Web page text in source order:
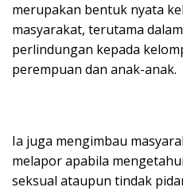
merupakan bentuk nyata
masyarakat, terutama
perlindungan kepada
perempuan dan anak-anak.
Ia juga mengimbau
melapor apabila
seksual ataupun tindak